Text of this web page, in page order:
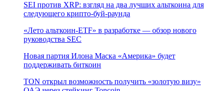
SEI против XRP: взгляд на два лучших альткоина для
следующего крипто-буй-раунда
«Лето альткоин-ETF» в разработке — обзор нового
руководства SEC
Новая партия Илона Маска «Америка» будет
поддерживать биткоин
TON открыл возможность получить «золотую визу»